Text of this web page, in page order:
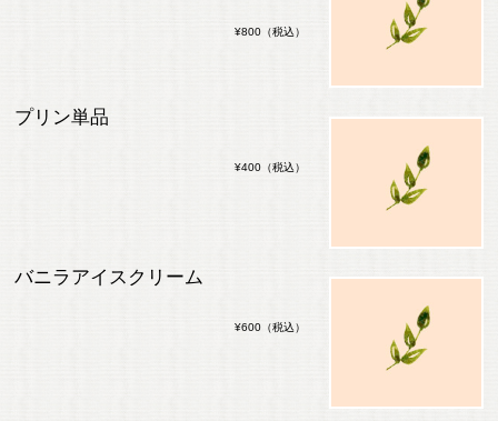
¥800（税込）
プリン単品
¥400（税込）
バニラアイスクリーム
¥600（税込）